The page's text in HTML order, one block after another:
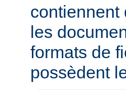
contiennent
les
formats de
possèdent